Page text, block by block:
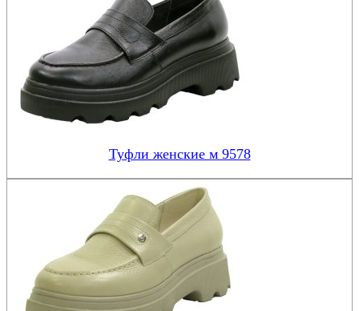
Туфли женские м 9578